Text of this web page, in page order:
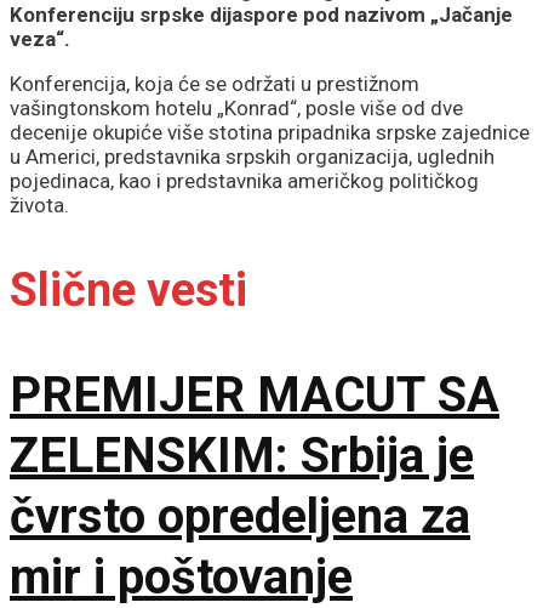
Konferenciju srpske dijaspore pod nazivom „Jačanje
veza“.
Konferencija, koja će se održati u prestižnom
vašingtonskom hotelu „Konrad“, posle više od dve
decenije okupiće više stotina pripadnika srpske zajednice
u Americi, predstavnika srpskih organizacija, uglednih
pojedinaca, kao i predstavnika američkog političkog
života.
Slične vesti
PREMIJER MACUT SA
ZELENSKIM: Srbija je
čvrsto opredeljena za
mir i poštovanje